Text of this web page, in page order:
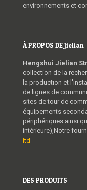
environnements et
À PROPOS DE Jielian
Hengshui Jielian
collection de la
la production et
de lignes de
sites de tour de
équipements
périphériques ainsi
intérieure),Notre
ltd
DES PRODUITS